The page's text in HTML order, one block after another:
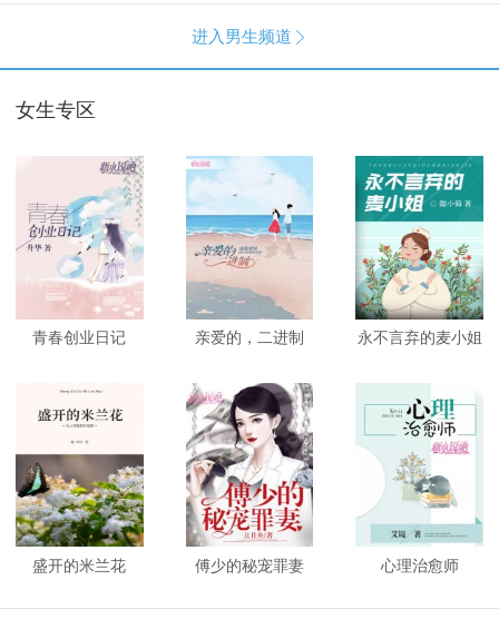
进入男生频道 
女生专区
青春创业日记 亲爱的，二进制 永不言弃的麦小姐
盛开的米兰花 傅少的秘宠罪妻 心理治愈师